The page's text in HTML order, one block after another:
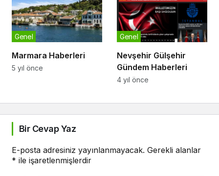
Marmara Haberleri
Genel
5 yıl önce
Nevşehir Gülşehir
Gündem Haberleri
Genel
4 yıl önce
Bir Cevap Yaz
E-posta adresiniz yayınlanmayacak. Gerekli alanlar
* ile işaretlenmişlerdir